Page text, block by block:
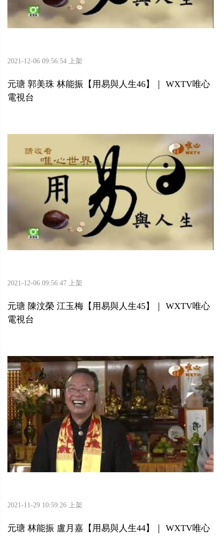
2021-12-06 09:56:54 上架
元瑭 郭美珠 林能振【用易與人生46】｜ WXTV唯心
電視台
2021-12-06 09:56:47 上架
元瑭 陳汶榮 江玉梅【用易與人生45】｜ WXTV唯心
電視台
2021-11-29 10:59:26 上架
元瑭 林能振 盧月嘉【用易與人生44】｜ WXTV唯心